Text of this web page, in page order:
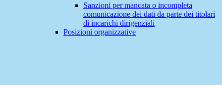
Sanzioni per mancata o incompleta
comunicazione dei dati da parte dei titolari
di incarichi dirigenziali
Posizioni organizzative